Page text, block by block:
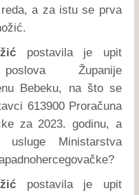
a za istu se prva
postavila je upit
Županije
Bebeku, na što se
613900 Proračuna
za 2023. godinu, a
Ministarstva
postavila je upit